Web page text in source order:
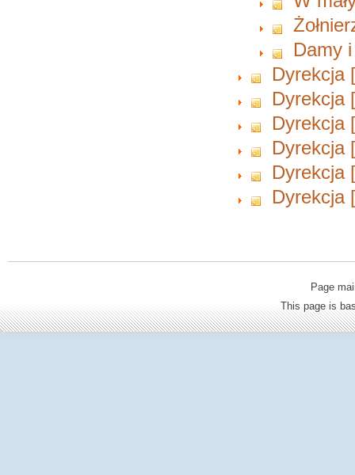
Damy
Dyrekcja
Dyrekcja
Dyrekcja
Dyrekcja
Dyrekcja
Dyrekcja
Page
This page is